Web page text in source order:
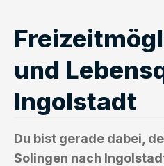
und
Ingolstadt
Du bist gerade dabei,
Solingen nach